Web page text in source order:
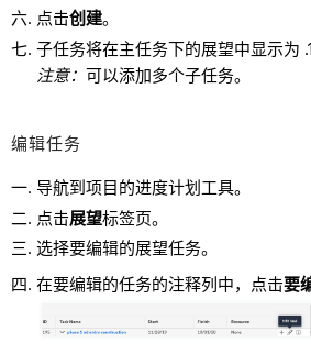
点击创建。
子任务将在主任务下的展望中显示为 .1
注意： 可以添加多个子任务。
编辑任务
导航到项目的进度计划工具。
点击展望标签页。
选择要编辑的展望任务。
在要编辑的任务的注释列中，点击要